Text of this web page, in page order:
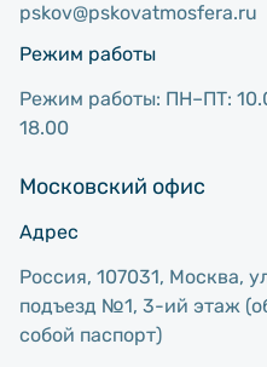
pskov@pskovatmosfera.ru
Режим работы
Режим работы: ПН–ПТ:
18.00
Московский офис
Адрес
Россия, 107031, Москва,
подъезд №1, 3-ий этаж
собой паспорт)